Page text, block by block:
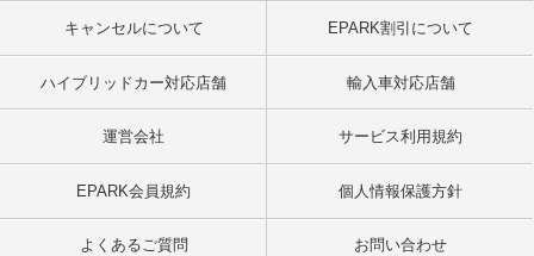
キャンセルについて EPARK割引について
ハイブリッドカー対応店舗 輸入車対応店舗
運営会社 サービス利用規約
EPARK会員規約 個人情報保護方針
よくあるご質問 お問い合わせ